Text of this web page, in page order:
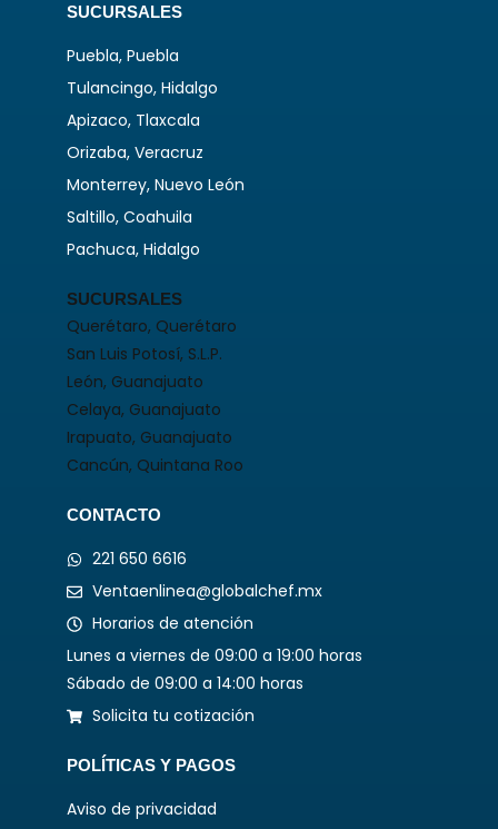
SUCURSALES
Puebla, Puebla
Tulancingo, Hidalgo
Apizaco, Tlaxcala
Orizaba, Veracruz
Monterrey, Nuevo León
Saltillo, Coahuila
Pachuca, Hidalgo
SUCURSALES
Querétaro, Querétaro
San Luis Potosí, S.L.P.
León, Guanajuato
Celaya, Guanajuato
Irapuato, Guanajuato
Cancún, Quintana Roo
CONTACTO
221 650 6616
Ventaenlinea@globalchef.mx
Horarios de atención
Lunes a viernes de 09:00 a 19:00 horas
Sábado de 09:00 a 14:00 horas
Solicita tu cotización
POLÍTICAS Y PAGOS
Aviso de privacidad